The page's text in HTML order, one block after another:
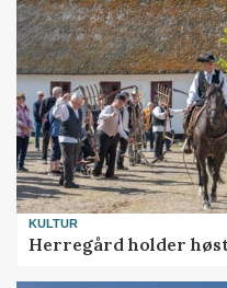
KULTUR
Herregård holder